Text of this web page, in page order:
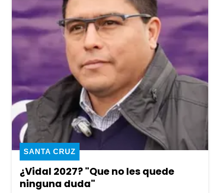
¿Vidal 2027? "Que no les quede
ninguna duda"
SANTA CRUZ